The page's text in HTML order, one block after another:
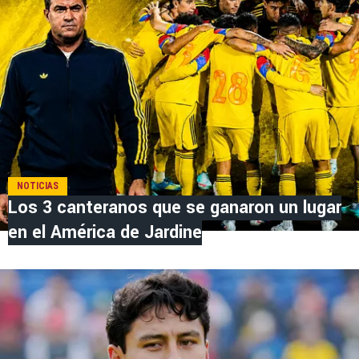
NOTICIAS
Los 3 canteranos que se ganaron un lugar
en el América de Jardine